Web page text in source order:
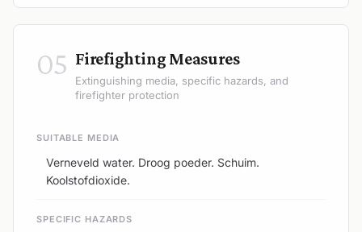
05 Firefighting Measures
Extinguishing media, specific hazards, and
firefighter protection
SUITABLE MEDIA
Verneveld water. Droog poeder. Schuim.
Koolstofdioxide.
SPECIFIC HAZARDS